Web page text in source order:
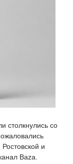
столкнулись со
и
Baza.